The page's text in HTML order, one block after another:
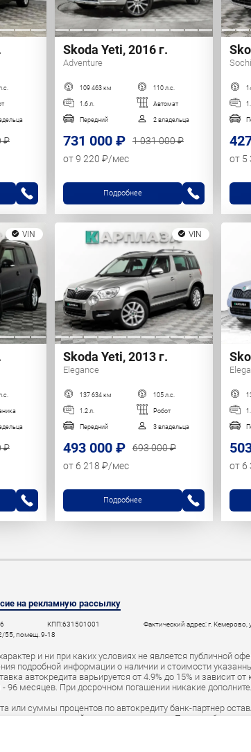
₽
Skoda Yeti, 2016 г.
Adventure
109 463 км 110 л.с.
1.6 л. Автомат
Передний 2 владельца
731 000 ₽
1 031 000 ₽
от 9 220 ₽/мес
Подробнее
Sochi
от 5
VIN
₽
VIN
Skoda Yeti, 2013 г.
Elegance
137 634 км 105 л.с.
1.2 л. Робот
Передний 3 владельца
493 000 ₽
693 000 ₽
от 6 218 ₽/мес
Подробнее
от 6
на рекламную рассылку
КПП:631501001
Фактический адрес: г. Кемерово,
55, помещ. 9-18
и ни при каких условиях не является публичной
подробной информации о наличии и стоимости
автокредита варьируется от 4.9% до 15% и зависит
месяцев. При досрочном погашении никакие
суммы процентов по автокредиту банк-партнер
первоначальной суммы автокредита. При
реестр должников и коллекторское агентство для